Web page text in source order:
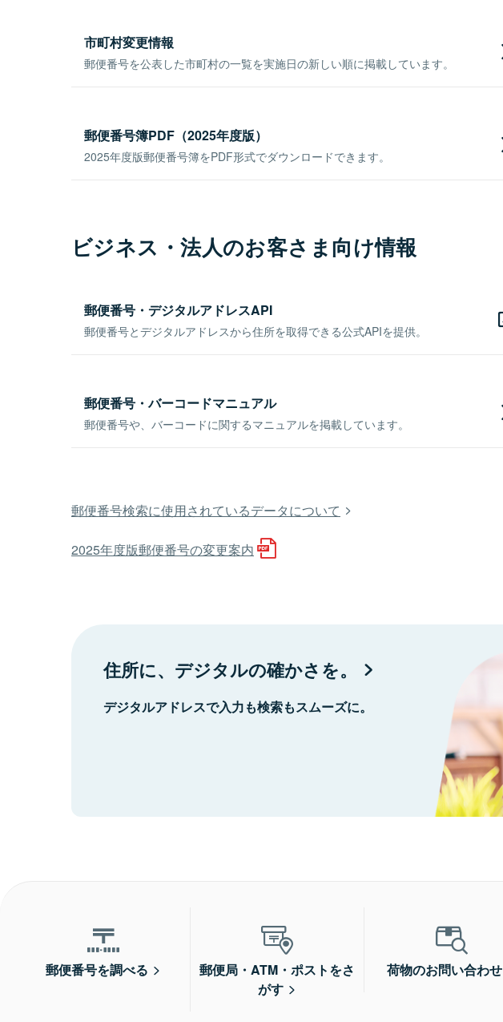
市町村変更情報
郵便番号を公表した市町村の一覧を実施日の新しい順に掲載しています。
郵便番号簿PDF（2025年度版）
2025年度版郵便番号簿をPDF形式でダウンロードできます。
ビジネス・法人のお客さま向け情報
郵便番号・デジタルアドレスAPI
郵便番号とデジタルアドレスから住所を取得できる公式APIを提供。
郵便番号・バーコードマニュアル
郵便番号や、バーコードに関するマニュアルを掲載しています。
郵便番号検索に使用されているデータについて
2025年度版郵便番号の変更案内
住所に、デジタルの確かさを。
デジタルアドレスで入力も検索もスムーズに。
郵便番号を調べる
郵便局・ATM・ポストをさ
がす
荷物のお問い合わせ